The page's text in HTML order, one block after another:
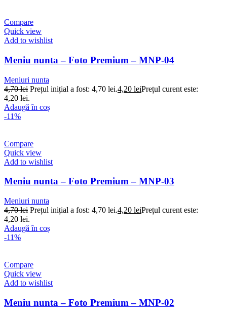
Compare
Quick view
Add to wishlist
Meniu nunta – Foto Premium – MNP-04
Meniuri nunta
4,70lei Prețul inițial a fost: 4,70 lei.4,20 leiPrețul curent este:
4,20 lei.
Adaugă în coș
-11%
Compare
Quick view
Add to wishlist
Meniu nunta – Foto Premium – MNP-03
Meniuri nunta
4,70lei Prețul inițial a fost: 4,70 lei.4,20 leiPrețul curent este:
4,20 lei.
Adaugă în coș
-11%
Compare
Quick view
Add to wishlist
Meniu nunta – Foto Premium – MNP-02